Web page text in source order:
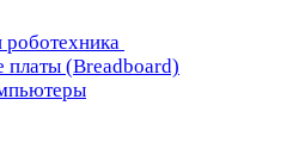
платы (Breadboard)